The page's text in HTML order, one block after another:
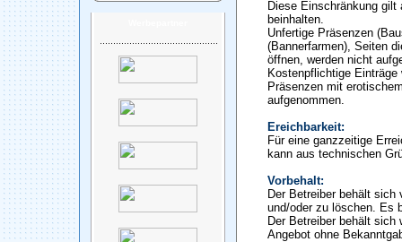
Diese Einschränkung
beinhalten.
Unfertige Präsenzen
(Bannerfarmen), Seiten
öffnen, werden nicht
Kostenpflichtige
Präsenzen mit
aufgenommen.
Ereichbarkeit:
Für eine ganzzeitige
kann aus technischen
Vorbehalt:
Der Betreiber behält sich
und/oder zu löschen. Es
Der Betreiber behält sich
Angebot ohne